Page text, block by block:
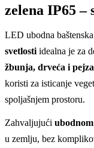
zelena IP65 –
LED ubodna
svetlosti idealna je za
žbunja, drveća i
koristi za isticanje
spoljašnjem prostoru.
Zahvaljujući
u zemlju, bez